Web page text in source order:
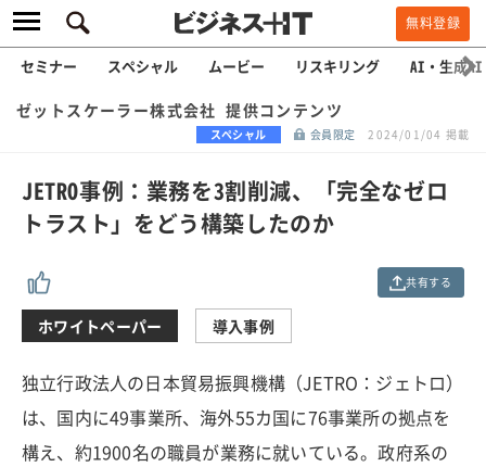
無料登録
セミナー スペシャル ムービー リスキリング AI・生成AI
ゼットスケーラー株式会社 提供コンテンツ
スペシャル 会員限定 2024/01/04 掲載
JETRO事例：業務を3割削減、「完全なゼロ
トラスト」をどう構築したのか
共有する
ホワイトペーパー 導入事例
独立行政法人の日本貿易振興機構（JETRO：ジェトロ）
は、国内に49事業所、海外55カ国に76事業所の拠点を
構え、約1900名の職員が業務に就いている。政府系の